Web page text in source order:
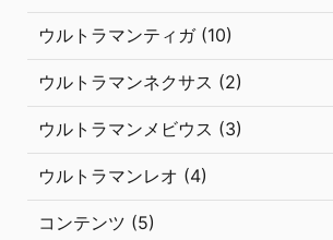
ウルトラマンティガ (10)
ウルトラマンネクサス (2)
ウルトラマンメビウス (3)
ウルトラマンレオ (4)
コンテンツ (5)